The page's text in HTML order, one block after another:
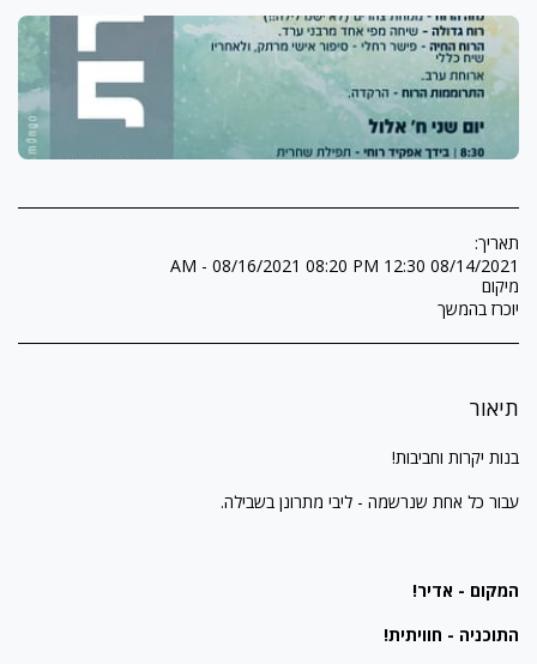
תאריך:
08/14/2021 12:30 AM - 08/16/2021 08:20 PM
מיקום
יוכרז בהמשך
תיאור
בנות יקרות וחביבות!
עבור כל אחת שנרשמה - ליבי מתרונן בשבילה.
המקום - אדיר!
התוכניה - חוויתית!